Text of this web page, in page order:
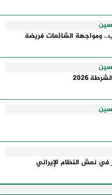
ومواجهة الشائعات فريضة
2026
في نعش النظام الإيراني